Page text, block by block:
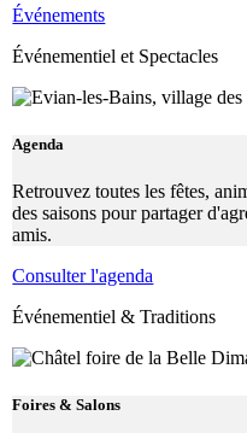
Événements
Événementiel et Spectacles
Agenda
Retrouvez toutes les fêtes,
des saisons pour partager
amis.
Consulter l'agenda
Événementiel & Traditions
Foires & Salons